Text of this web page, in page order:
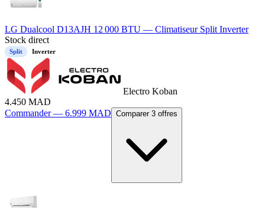
LG Dualcool D13AJH 12 000 BTU — Climatiseur Split Inverter
Stock direct
Split Inverter
Electro Koban
4.450 MAD
Commander — 6.999 MAD Comparer 3 offres